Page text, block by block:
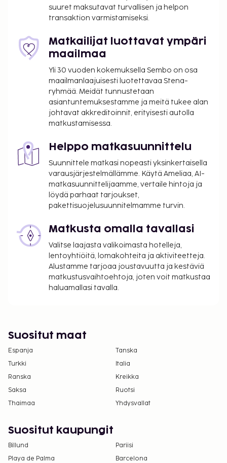
majoituspaikan asiakkaita. Baarissa voit nauttia
raikasta juotavaa. Ilmainen buffetaamiainen
tarjoillaan päivittäin klo 7.30–10.00.
Lemmikit: 30 EUR per lemmikki per päivä
Avustajaeläimistä ei veloiteta lisämaksuja
Yllä oleva luettelo ei ehkä kata kaikkea. Maksut ja
takuumaksut eivät välttämättä sisällä veroja, ja ne
saattavat muuttua.
Kausiluontoinen uima-allas on käytettävissä
Hierontapalvelut ja kylpylähoidot tulee varata
etukäteen. Varauksen voi tehdä ottamalla
majoituspaikkaan yhteyttä ennen saapumista
soittamalla varausvahvistuksessa olevaan
numeroon.
Asiakkaat voivat järjestää lemmikkiensä
majoituspaikkaan käyttämällä
varausvahvistuksessa olevia yhteystietoja
(lemmikeistä veloitetaan lisämaksuja, ja niistä
löytyy lisätietoja lisämaksuja koskevassa
osiossa).
suuret maksutavat turvallisen ja helpon
transaktion varmistamiseksi.
Matkailijat luottavat ympäri
maailmaa
Yli 30 vuoden kokemuksella Sembo on osa
maailmanlaajuisesti luotettavaa Stena-
ryhmää. Meidät tunnustetaan
asiantuntemuksestamme ja meitä tukee alan
johtavat akkreditoinnit, erityisesti autolla
matkustamisessa.
Helppo matkasuunnittelu
Suunnittele matkasi nopeasti yksinkertaisella
varausjärjestelmällämme. Käytä Ameliaa, AI-
matkasuunnittelijaamme, vertaile hintoja ja
löydä parhaat tarjoukset,
pakettisuojelusuunnitelmamme turvin.
Matkusta omalla tavallasi
Valitse laajasta valikoimasta hotelleja,
lentoyhtiöitä, lomakohteita ja aktiviteetteja.
Alustamme tarjoaa joustavuutta ja kestäviä
matkustusvaihtoehtoja, joten voit matkustaa
haluamallasi tavalla.
Suositut maat
Espanja
Tanska
Turkki
Italia
Ranska
Kreikka
Saksa
Ruotsi
Thaimaa
Yhdysvallat
Suositut kaupungit
Billund
Pariisi
Playa de Palma
Barcelona